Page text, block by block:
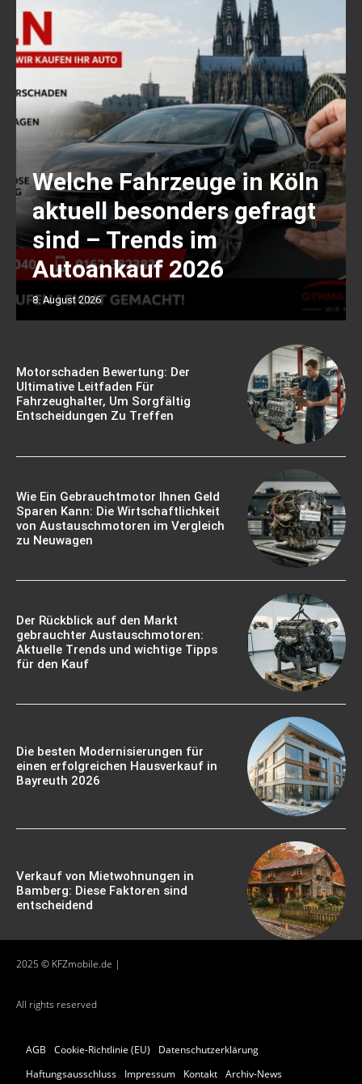
Welche Fahrzeuge in Köln
aktuell besonders gefragt
sind – Trends im
Autoankauf 2026
8. August 2026
Motorschaden Bewertung: Der
Ultimative Leitfaden Für
Fahrzeughalter, Um Sorgfältig
Entscheidungen Zu Treffen
Wie Ein Gebrauchtmotor Ihnen Geld
Sparen Kann: Die Wirtschaftlichkeit
von Austauschmotoren im Vergleich
zu Neuwagen
Der Rückblick auf den Markt
gebrauchter Austauschmotoren:
Aktuelle Trends und wichtige Tipps
für den Kauf
Die besten Modernisierungen für
einen erfolgreichen Hausverkauf in
Bayreuth 2026
Verkauf von Mietwohnungen in
Bamberg: Diese Faktoren sind
entscheidend
2025 © KFZmobile.de |
All rights reserved
AGB Cookie-Richtlinie (EU)
Datenschutzerklärung
Haftungsausschluss
Impressum Kontakt Archiv-News